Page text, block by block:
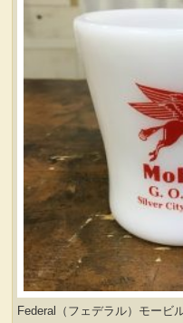
Federal（フェデラル）モービ